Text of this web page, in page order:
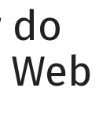
do